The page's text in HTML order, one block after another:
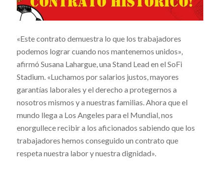
«Este contrato demuestra lo que los trabajadores
podemos lograr cuando nos mantenemos unidos»,
afirmó Susana Lahargue, una Stand Lead en el SoFi
Stadium. «Luchamos por salarios justos, mayores
garantías laborales y el derecho a protegernos a
nosotros mismos y a nuestras familias. Ahora que el
mundo llega a Los Angeles para el Mundial, nos
enorgullece recibir a los aficionados sabiendo que los
trabajadores hemos conseguido un contrato que
respeta nuestra labor y nuestra dignidad».